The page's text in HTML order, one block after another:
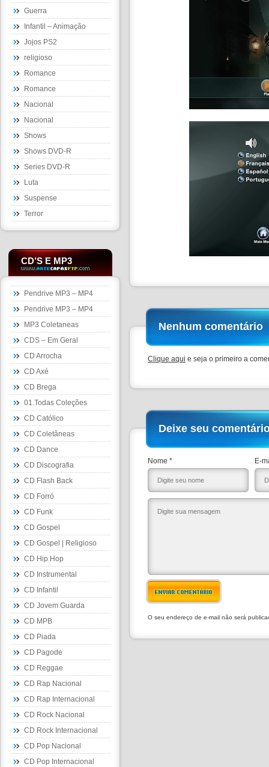
Guerra
Infantil – Animação
Jojos PS2
religioso
Romance
Romance
Nacional
Nacional
Shows
Shows DVD-R
Series DVD-R
Luta
Suspense
Terror
CD’S E MP3
Pendrive MP3 – MP4
Pendrive MP3 – MP4
MP3 Coletaneas
CDS – Em Geral
CD Arrocha
CD Axé
CD Brega
01.Todas Coleções
CD Católico
CD Coletâneas
CD Dance
CD Discografia
CD Flash Back
CD Forró
CD Funk
CD Gospel
CD Gospel | Religioso
CD Hip Hop
CD Instrumental
CD Infantil
CD Jovem Guarda
CD MPB
CD Piada
CD Pagode
CD Reggae
CD Rap Nacional
CD Rap Internacional
CD Rock Nacional
CD Rock Internacional
CD Pop Nacional
CD Pop Internacional
Nenhum comentário
Clique aqui e seja o primeiro a
Deixe seu
Nome * E-
ENVIAR COMENTÁRIO
O seu endereço de e-mail não será